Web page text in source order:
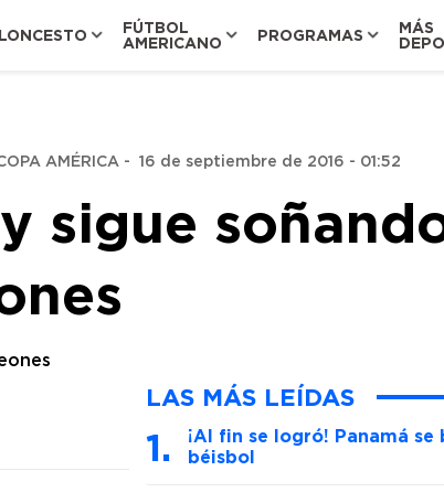
FÚTBOL
AMERICANO
PROGRAMAS
MÁS
AMÉRICA - 16 de septiembre de 2016 - 01:52
sigue
LAS MÁS LEÍDAS
¡Al fin se logró! Panamá se
béisbol